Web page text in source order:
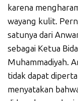
karena
wayang kulit.
satunya dari
sebagai Ketua
Muhammadiyah.
tidak dapat
menyatakan